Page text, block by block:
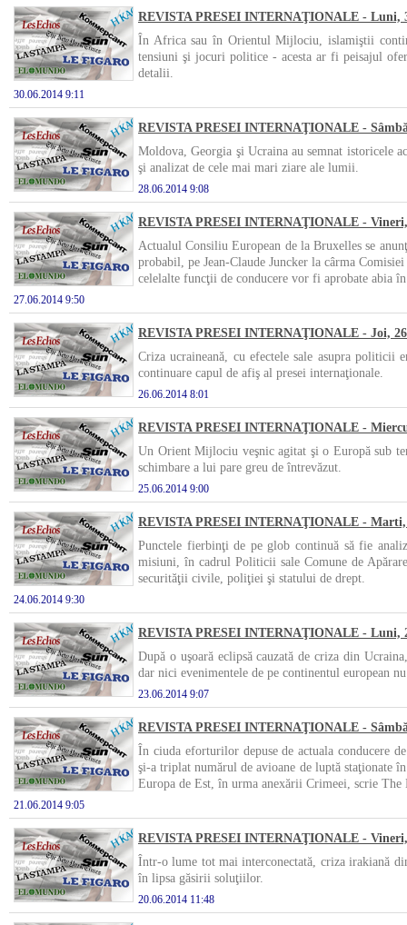
REVISTA PRESEI INTERNAŢIONALE - Luni,
În Africa sau în Orientul Mijlociu, islamiştii
tensiuni şi jocuri politice - acesta ar fi peisajul
detalii.
30.06.2014 9:11
REVISTA PRESEI INTERNAŢIONALE -
Moldova, Georgia şi Ucraina au semnat istoricele
şi analizat de cele mai mari ziare ale lumii.
28.06.2014 9:08
REVISTA PRESEI INTERNAŢIONALE -
Actualul Consiliu European de la Bruxelles se
probabil, pe Jean-Claude Juncker la cârma
celelalte funcţii de conducere vor fi aprobate abia
27.06.2014 9:50
REVISTA PRESEI INTERNAŢIONALE - Joi,
Criza ucraineană, cu efectele sale asupra politicii
continuare capul de afiş al presei internaţionale.
26.06.2014 8:01
REVISTA PRESEI INTERNAŢIONALE -
Un Orient Mijlociu veşnic agitat şi o Europă sub
schimbare a lui pare greu de întrevăzut.
25.06.2014 9:00
REVISTA PRESEI INTERNAŢIONALE - Marti,
Punctele fierbinţi de pe glob continuă să fie
misiuni, în cadrul Politicii sale Comune de
securităţii civile, poliţiei şi statului de drept.
24.06.2014 9:30
REVISTA PRESEI INTERNAŢIONALE - Luni,
După o uşoară eclipsă cauzată de criza din
dar nici evenimentele de pe continentul european
23.06.2014 9:07
REVISTA PRESEI INTERNAŢIONALE -
În ciuda eforturilor depuse de actuala conducere
şi-a triplat numărul de avioane de luptă staţionate
Europa de Est, în urma anexării Crimeei, scrie The
21.06.2014 9:05
REVISTA PRESEI INTERNAŢIONALE -
Într-o lume tot mai interconectată, criza irakiană
în lipsa găsirii soluţiilor.
20.06.2014 11:48